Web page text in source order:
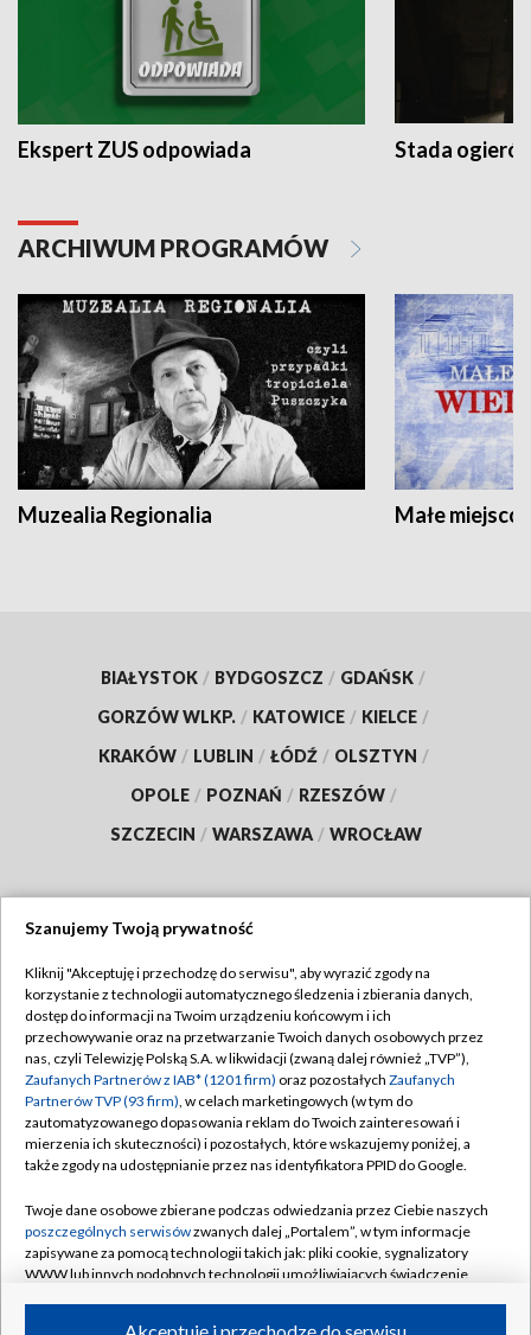
Ekspert ZUS odpowiada Stada
ARCHIWUM PROGRAMÓW
Muzealia Regionalia Małe
BIAŁYSTOK / BYDGOSZCZ / GDAŃSK /
GORZÓW WLKP. / KATOWICE / KIELCE /
KRAKÓW / LUBLIN / ŁÓDŹ / OLSZTYN /
OPOLE / POZNAŃ / RZESZÓW /
SZCZECIN / WARSZAWA / WROCŁAW
TVP
Abonament TVP
Emisja w TVP
Centrum informacji TVP
Naziemna Telewizja Cyfrowa
Rada Programowa
System NOS
Informacje o nadawcy
Regulamin TVP
Polityka prywatności
Moje zgody
Pomoc
Kontakt
Kanały
Szanujemy Twoją prywatność
Kliknij "Akceptuję i przechodzę do serwisu", aby wyrazić zgody na
korzystanie z technologii automatycznego śledzenia i zbierania danych,
dostęp do informacji na Twoim urządzeniu końcowym i ich
przechowywanie oraz na przetwarzanie Twoich danych osobowych przez
nas, czyli Telewizję Polską S.A. w likwidacji (zwaną dalej również „TVP”),
Zaufanych Partnerów z IAB* (1201 firm) oraz pozostałych Zaufanych
Partnerów TVP (93 firm), w celach marketingowych (w tym do
zautomatyzowanego dopasowania reklam do Twoich zainteresowań i
mierzenia ich skuteczności) i pozostałych, które wskazujemy poniżej, a
także zgody na udostępnianie przez nas identyfikatora PPID do Google.
Twoje dane osobowe zbierane podczas odwiedzania przez Ciebie naszych
poszczególnych serwisówzwanych dalej „Portalem”, w tym informacje
zapisywane za pomocą technologii takich jak: pliki cookie, sygnalizatory
WWW lub innych podobnych technologii umożliwiających świadczenie